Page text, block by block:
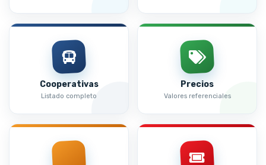
Cooperativas
Listado completo
Precios
Valores referenciales